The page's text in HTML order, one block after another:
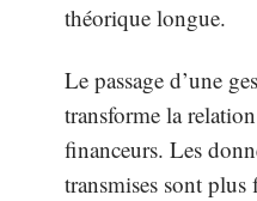
théorique longue.
Le passage d’une
transforme la
financeurs. Les
transmises sont plus